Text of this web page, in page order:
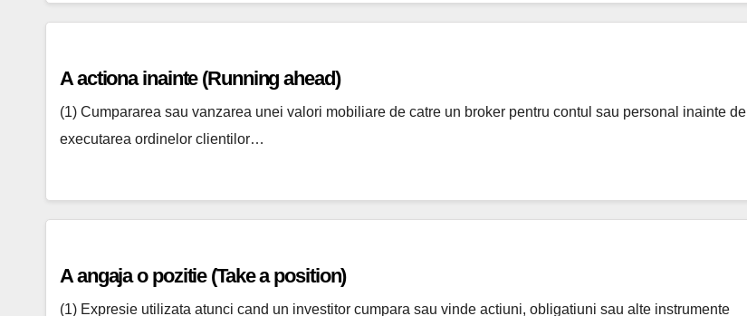
A actiona inainte (Running ahead)
(1) Cumpararea sau vanzarea unei valori mobiliare de catre un broker pentru contul sau personal inainte de
executarea ordinelor clientilor…
A angaja o pozitie (Take a position)
(1) Expresie utilizata atunci cand un investitor cumpara sau vinde actiuni, obligatiuni sau alte instrumente